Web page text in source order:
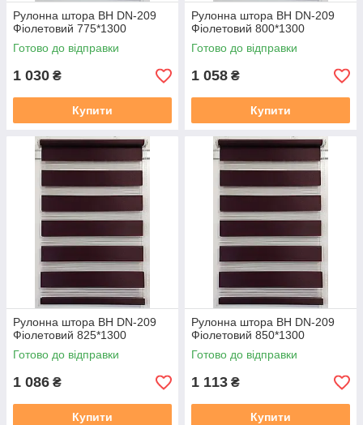
Рулонна штора ВН DN-209
Фіолетовий 775*1300
Готово до відправки
1 030 ₴
Купити
Рулонна штора ВН DN-209
Фіолетовий 800*1300
Готово до відправки
1 058 ₴
Купити
Рулонна штора ВН DN-209
Фіолетовий 825*1300
Готово до відправки
1 086 ₴
Купити
Рулонна штора ВН DN-209
Фіолетовий 850*1300
Готово до відправки
1 113 ₴
Купити